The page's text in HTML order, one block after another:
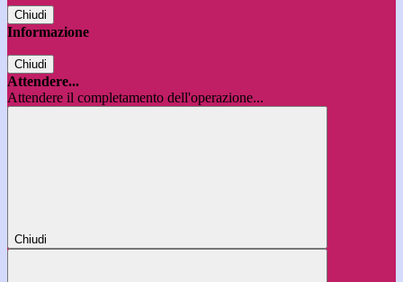
Chiudi
Informazione
Chiudi
Attendere...
Attendere il completamento dell'operazione...
Chiudi